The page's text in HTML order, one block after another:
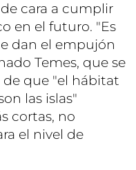
cara a cumplir
en el futuro. "Es
dan el empujón
Temes, que se
que "el hábitat
las islas"
cortas, no
el nivel de